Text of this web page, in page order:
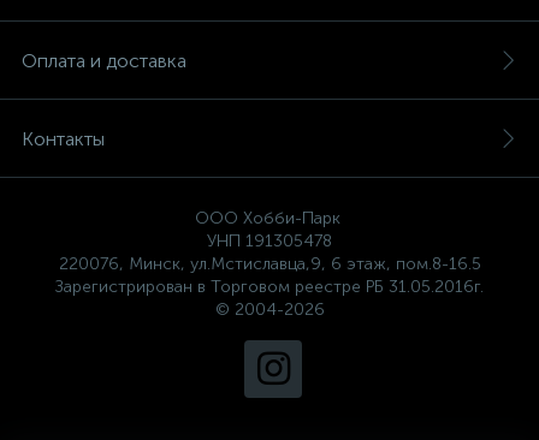
Оплата и доставка
Контакты
ООО Хобби-Парк
УНП 191305478
220076, Минск, ул.Мстиславца,9, 6 этаж, пом.8-16.5
Зарегистрирован в Торговом реестре РБ 31.05.2016г.
© 2004-2026